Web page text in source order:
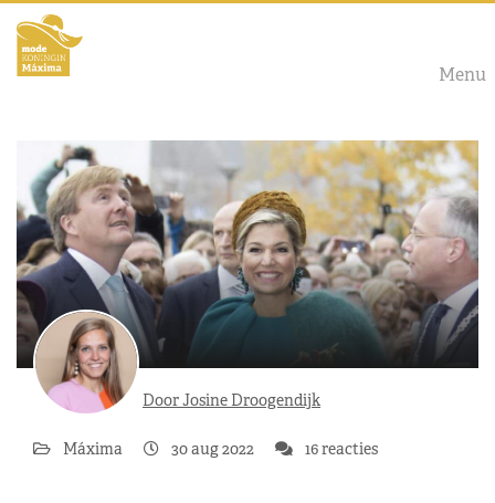
Menu
Door Josine Droogendijk
Máxima 30 aug 2022 16 reacties